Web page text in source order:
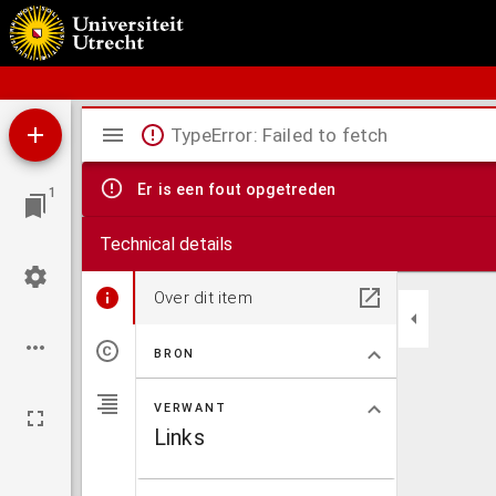
Bos' schoolatlas der geheele aarde.
1
Mirador
viewer
TypeError: Failed to fetch
Er is een fout opgetreden
Technical details
Over dit item
BRON
VERWANT
Links